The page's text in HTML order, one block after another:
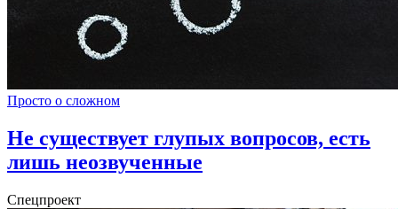
Просто о сложном
Не существует глупых вопросов, есть
лишь неозвученные
Спецпроект